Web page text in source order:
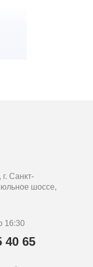
Санкт-
шоссе,
16:30
40 65